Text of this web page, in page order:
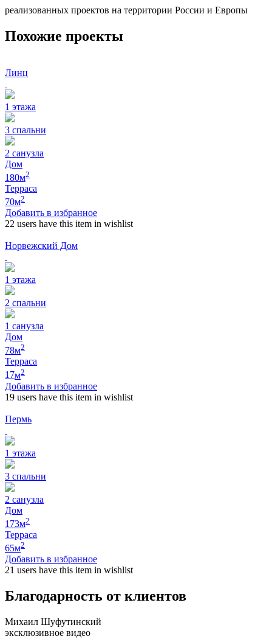
реализованных проектов на территории России и Европы
Похожие проекты
Линц
1 этажа
3 спальни
2 санузла
Дом
180м2
Терраса
70м2
Добавить в избранное
22 users have this item in wishlist
Норвежский Дом
1 этажа
2 спальни
1 санузла
Дом
78м2
Терраса
17м2
Добавить в избранное
19 users have this item in wishlist
Пермь
1 этажа
3 спальни
2 санузла
Дом
173м2
Терраса
65м2
Добавить в избранное
21 users have this item in wishlist
Благодарность от клиентов
Михаил Шуфутинский
эксклюзивное видео